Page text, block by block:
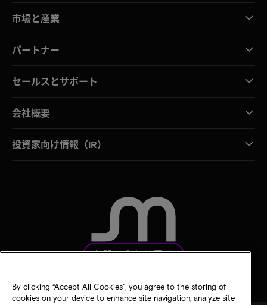
市場と産業
パートナー
セールスとサポート
会社概要
投資家向け情報（IR）
お問い合わせ窓口
By clicking “Accept All Cookies”, you agree to the storing of
cookies on your device to enhance site navigation, analyze site